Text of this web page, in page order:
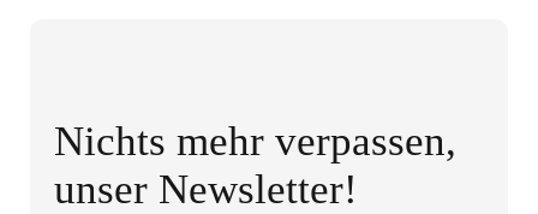
Nichts mehr verpassen,
unser Newsletter!